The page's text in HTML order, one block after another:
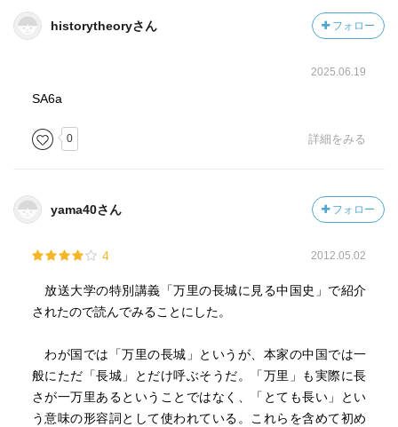
historytheoryさん フォロー
2025.06.19
SA6a
0 詳細をみる
yama40さん フォロー
4 2012.05.02
放送大学の特別講義「万里の長城に見る中国史」で紹介
されたので読んでみることにした。
わが国では「万里の長城」というが、本家の中国では一
般にただ「長城」とだけ呼ぶそうだ。「万里」も実際に長
さが一万里あるということではなく、「とても長い」とい
う意味の形容詞として使われている。これらを含めて初め